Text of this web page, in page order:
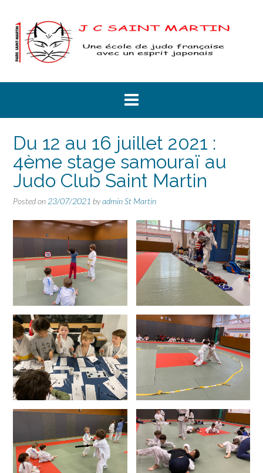
content
Du 12 au 16 juillet 2021 :
4ème stage samouraï au
Judo Club Saint Martin
Posted on 23/07/2021 byadmin St Martin